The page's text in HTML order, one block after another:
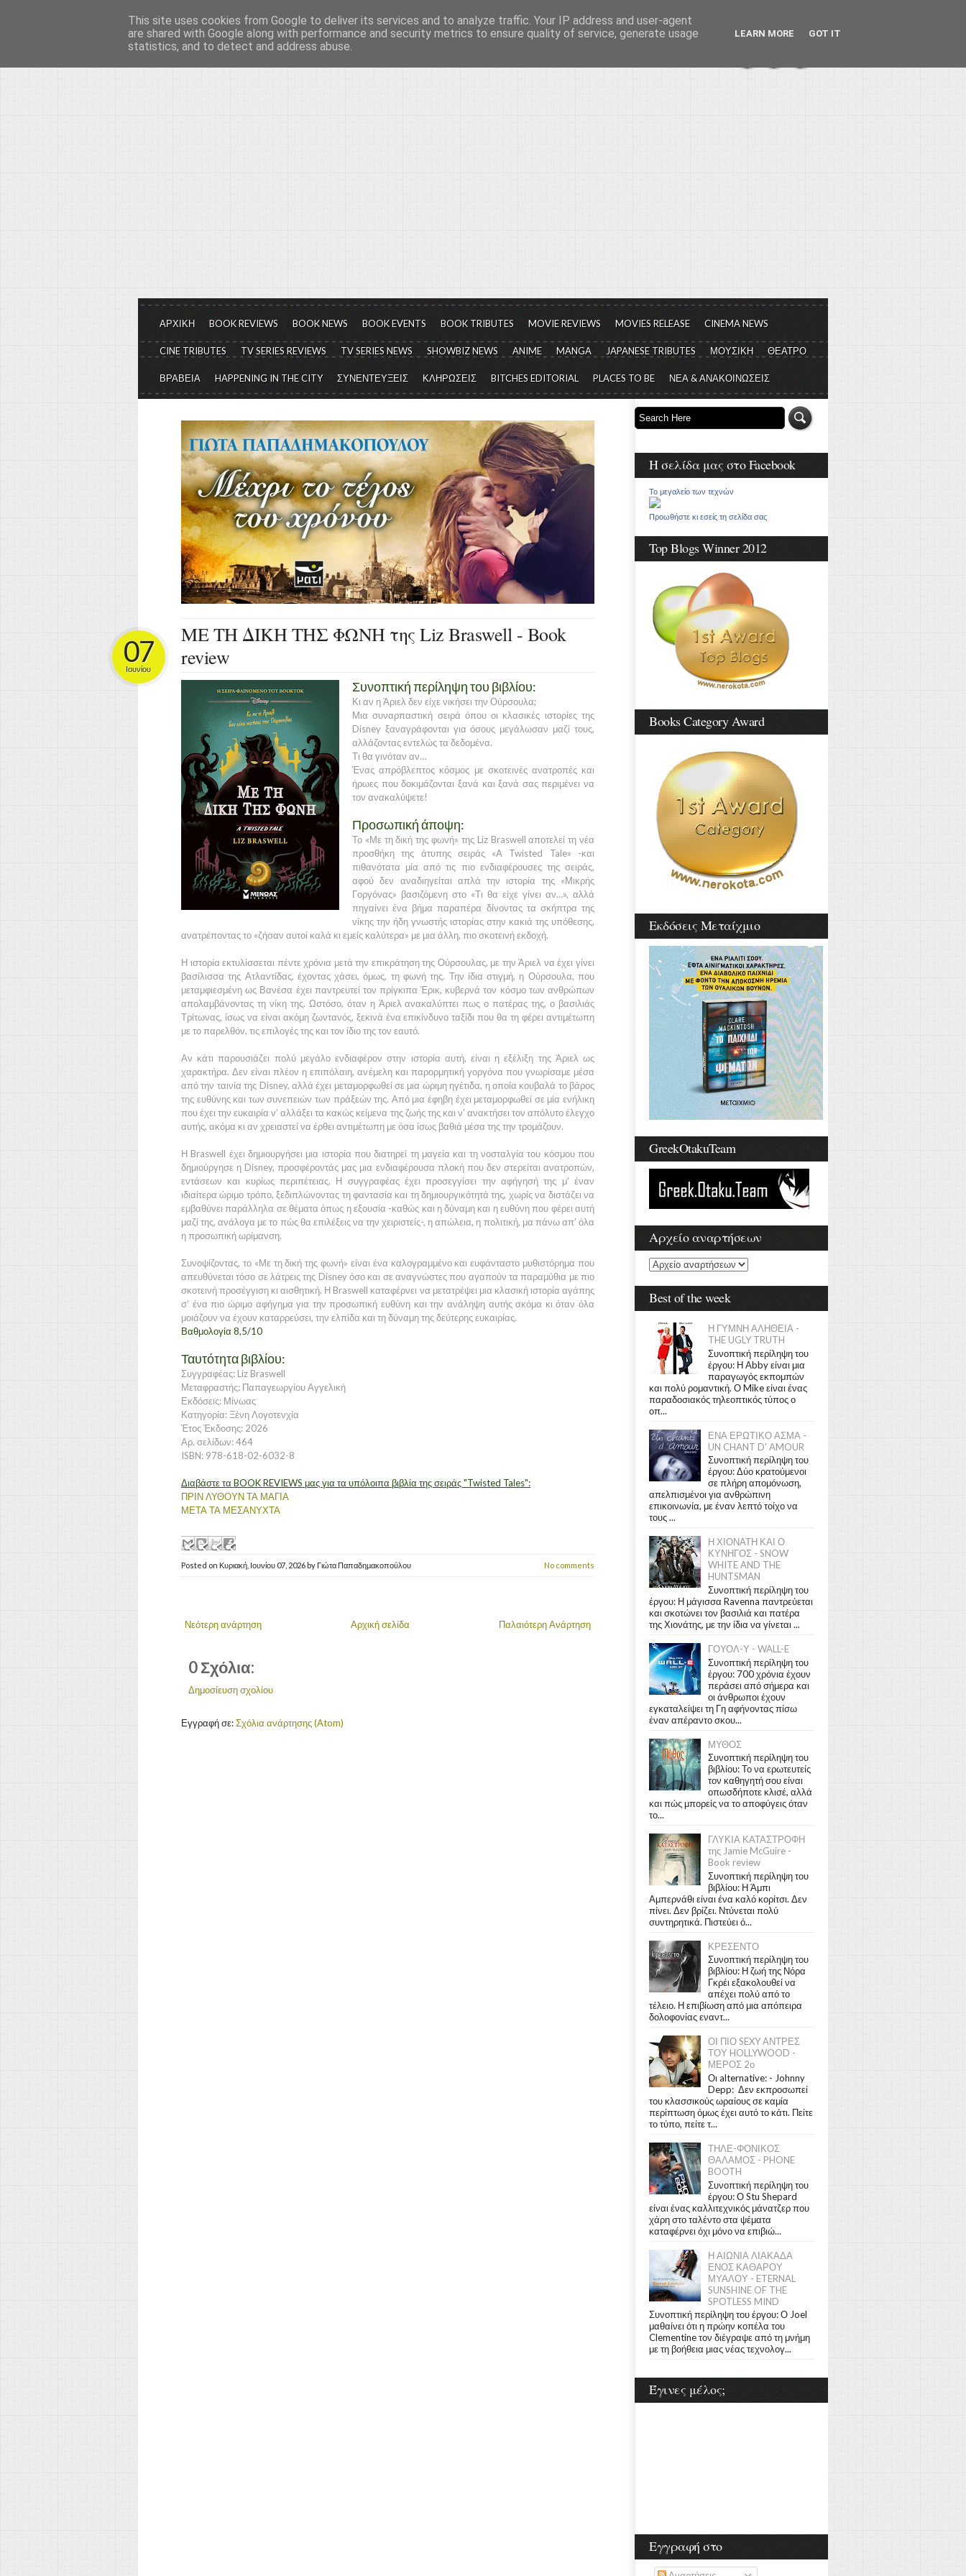
Το μεγαλείο των Τεχνών...
Είμαστε πάντα εδώ για να μιλάμε για τον πολιτισμό, σε κάθε του μορφή και έκταση...
ΑΡΧΙΚΗ BOOK REVIEWS BOOK NEWS BOOK EVENTS BOOK TRIBUTES MOVIE REVIEWS MOVIES RELEASE CINEMA NEWS
CINE TRIBUTES TV SERIES REVIEWS TV SERIES NEWS SHOWBIZ NEWS ANIME MANGA JAPANESE TRIBUTES ΜΟΥΣΙΚΗ ΘΕΑΤΡΟ
ΒΡΑΒΕΙΑ HAPPENING IN THE CITY ΣΥΝΕΝΤΕΥΞΕΙΣ ΚΛΗΡΩΣΕΙΣ BITCHES EDITORIAL PLACES TO BE ΝΕΑ & ΑΝΑΚΟΙΝΩΣΕΙΣ
ΜΕ ΤΗ ΔΙΚΗ ΤΗΣ ΦΩΝΗ της Liz Braswell - Book
review
07
Ιουνίου
Συνοπτική περίληψη του βιβλίου:
Κι αν η Άριελ δεν είχε νικήσει την Ούρσουλα;
Μια συναρπαστική σειρά όπου οι κλασικές ιστορίες της
Disney ξαναγράφονται για όσους μεγάλωσαν μαζί τους,
αλλάζοντας εντελώς τα δεδομένα.
Τι θα γινόταν αν…
Ένας απρόβλεπτος κόσμος με σκοτεινές ανατροπές και
ήρωες που δοκιμάζονται ξανά και ξανά σας περιμένει να
τον ανακαλύψετε!
Προσωπική άποψη:
Το «Με τη δική της φωνή» της Liz Braswell αποτελεί τη νέα
προσθήκη της άτυπης σειράς «A Twisted Tale» -και
πιθανότατα μία από τις πιο ενδιαφέρουσες της σειράς,
αφού δεν αναδιηγείται απλά την ιστορία της «Μικρής
Γοργόνας» βασιζόμενη στο «Τι θα είχε γίνει αν…», αλλά
πηγαίνει ένα βήμα παραπέρα δίνοντας τα σκήπτρα της
νίκης την ήδη γνωστής ιστορίας στην κακιά της υπόθεσης,
ανατρέποντας το «ζήσαν αυτοί καλά κι εμείς καλύτερα» με μια άλλη, πιο σκοτεινή εκδοχή.
Η ιστορία εκτυλίσσεται πέντε χρόνια μετά την επικράτηση της Ούρσουλας, με την Άριελ να έχει γίνει
βασίλισσα της Ατλαντίδας, έχοντας χάσει, όμως, τη φωνή της. Την ίδια στιγμή, η Ούρσουλα, που
μεταμφιεσμένη ως Βανέσα έχει παντρευτεί τον πρίγκιπα Έρικ, κυβερνά τον κόσμο των ανθρώπων
απολαμβάνοντας τη νίκη της. Ωστόσο, όταν η Άριελ ανακαλύπτει πως ο πατέρας της, ο βασιλιάς
Τρίτωνας, ίσως να είναι ακόμη ζωντανός, ξεκινά ένα επικίνδυνο ταξίδι που θα τη φέρει αντιμέτωπη
με το παρελθόν, τις επιλογές της και τον ίδιο της τον εαυτό.
Αν κάτι παρουσιάζει πολύ μεγάλο ενδιαφέρον στην ιστορία αυτή, είναι η εξέλιξη της Άριελ ως
χαρακτήρα. Δεν είναι πλέον η επιπόλαιη, ανέμελη και παρορμητική γοργόνα που γνωρίσαμε μέσα
από την ταινία της Disney, αλλά έχει μεταμορφωθεί σε μια ώριμη ηγέτιδα, η οποία κουβαλά το βάρος
της ευθύνης και των συνεπειών των πράξεών της. Από μια έφηβη έχει μεταμορφωθεί σε μία ενήλικη
που έχει την ευκαιρία ν’ αλλάξει τα κακώς κείμενα της ζωής της και ν’ ανακτήσει τον απόλυτο έλεγχο
αυτής, ακόμα κι αν χρειαστεί να έρθει αντιμέτωπη με όσα ίσως βαθιά μέσα της την τρομάζουν.
Η Braswell έχει δημιουργήσει μια ιστορία που διατηρεί τη μαγεία και τη νοσταλγία του κόσμου που
δημιούργησε η Disney, προσφέροντάς μας μια ενδιαφέρουσα πλοκή που δεν στερείται ανατροπών,
εντάσεων και κυρίως περιπέτειας. Η συγγραφέας έχει προσεγγίσει την αφήγησή της μ’ έναν
ιδιαίτερα ώριμο τρόπο, ξεδιπλώνοντας τη φαντασία και τη δημιουργικότητά της, χωρίς να διστάζει να
εμβαθύνει παράλληλα σε θέματα όπως η εξουσία -καθώς και η δύναμη και η ευθύνη που φέρει αυτή
μαζί της, ανάλογα με το πώς θα επιλέξεις να την χειριστείς-, η απώλεια, η πολιτική, μα πάνω απ’ όλα
η προσωπική ωρίμανση.
Συνοψίζοντας, το «Με τη δική της φωνή» είναι ένα καλογραμμένο και ευφάνταστο μυθιστόρημα που
απευθύνεται τόσο σε λάτρεις της Disney όσο και σε αναγνώστες που αγαπούν τα παραμύθια με πιο
σκοτεινή προσέγγιση κι αισθητική. Η Braswell καταφέρνει να μετατρέψει μια κλασική ιστορία αγάπης
σ’ ένα πιο ώριμο αφήγημα για την προσωπική ευθύνη και την ανάληψη αυτής ακόμα κι όταν όλα
μοιάζουν να έχουν καταρρεύσει, την ελπίδα και τη δύναμη της δεύτερης ευκαιρίας.
Βαθμολογία 8,5/10
Ταυτότητα βιβλίου:
Συγγραφέας: Liz Braswell
Μεταφραστής: Παπαγεωργίου Αγγελική
Εκδόσεις: Μίνωας
Κατηγορία: Ξένη Λογοτενχία
Έτος Έκδοσης: 2026
Αρ. σελίδων: 464
ISBN: 978-618-02-6032-8
Διαβάστε τα BOOK REVIEWS μας για τα υπόλοιπα βιβλία της σειράς "Twisted Tales":
ΠΡΙΝ ΛΥΘΟΥΝ ΤΑ ΜΑΓΙΑ
ΜΕΤΑ ΤΑ ΜΕΣΑΝΥΧΤΑ
Posted on Κυριακή, Ιουνίου 07, 2026 by Γιώτα Παπαδημακοπούλου No comments
Νεότερη ανάρτηση Παλαιότερη Ανάρτηση
Αρχική σελίδα
0 Σχόλια:
Δημοσίευση σχολίου
Εγγραφή σε:Σχόλια ανάρτησης (Atom)
Η σελίδα μας στο Facebook
Το μεγαλείο των τεχνών
Προωθήστε κι εσείς τη σελίδα σας
Top Blogs Winner 2012
Books Category Award
Εκδόσεις Μεταίχμιο
GreekOtakuTeam
Αρχείο αναρτήσεων
Best of the week
Η ΓΥΜΝΗ ΑΛΗΘΕΙΑ -
THE UGLY TRUTH
Συνοπτική περίληψη του
έργου: Η Abby είναι μια
παραγωγός εκπομπών
και πολύ ρομαντική. Ο Mike είναι ένας
παραδοσιακός τηλεοπτικός τύπος ο
οπ...
ΕΝΑ ΕΡΩΤΙΚΟ ΑΣΜΑ -
UN CHANT D' AMOUR
Συνοπτική περίληψη του
έργου: Δύο κρατούμενοι
σε πλήρη απομόνωση,
απελπισμένοι για ανθρώπινη
επικοινωνία, με έναν λεπτό τοίχο να
τους ...
Η ΧΙΟΝΑΤΗ ΚΑΙ Ο
ΚΥΝΗΓΟΣ - SNOW
WHITE AND THE
HUNTSMAN
Συνοπτική περίληψη του
έργου: Η μάγισσα Ravenna παντρεύεται
και σκοτώνει τον βασιλιά και πατέρα
της Χιονάτης, με την ίδια να γίνεται ...
ΓΟΥΟΛ-Υ - WALL-E
Συνοπτική περίληψη του
έργου: 700 χρόνια έχουν
περάσει από σήμερα και
οι άνθρωποι έχουν
εγκαταλείψει τη Γη αφήνοντας πίσω
έναν απέραντο σκου...
ΜΥΘΟΣ
Συνοπτική περίληψη του
βιβλίου: Το να ερωτευτείς
τον καθηγητή σου είναι
οπωσδήποτε κλισέ, αλλά
και πώς μπορείς να το αποφύγεις όταν
το...
ΓΛΥΚΙΑ ΚΑΤΑΣΤΡΟΦΗ
της Jamie McGuire -
Book review
Συνοπτική περίληψη του
βιβλίου: Η Άμπι
Αμπερνάθι είναι ένα καλό κορίτσι. Δεν
πίνει. Δεν βρίζει. Ντύνεται πολύ
συντηρητικά. Πιστεύει ό...
ΚΡΕΣΕΝΤΟ
Συνοπτική περίληψη του
βιβλίου: Η ζωή της Νόρα
Γκρέι εξακολουθεί να
απέχει πολύ από το
τέλειο. Η επιβίωση από μια απόπειρα
δολοφονίας εναντ...
ΟΙ ΠΙΟ SEXY ΑΝΤΡΕΣ
ΤΟΥ HOLLYWOOD -
ΜΕΡΟΣ 2ο
Οι alternative: - Johnny
Depp: Δεν εκπροσωπεί
του κλασσικούς ωραίους σε καμία
περίπτωση όμως έχει αυτό το κάτι. Πείτε
το τύπο, πείτε τ...
ΤΗΛΕ-ΦΟΝΙΚΟΣ
ΘΑΛΑΜΟΣ - PHONE
BOOTH
Συνοπτική περίληψη του
έργου: Ο Stu Shepard
είναι ένας καλλιτεχνικός μάνατζερ που
χάρη στο ταλέντο στα ψέματα
καταφέρνει όχι μόνο να επιβιώ...
Η ΑΙΩΝΙΑ ΛΙΑΚΑΔΑ
ΕΝΟΣ ΚΑΘΑΡΟΥ
ΜΥΑΛΟΥ - ETERNAL
SUNSHINE OF THE
SPOTLESS MIND
Συνοπτική περίληψη του έργου: Ο Joel
μαθαίνει ότι η πρώην κοπέλα του
Clementine τον διέγραψε από τη μνήμη
με τη βοήθεια μιας νέας τεχνολογ...
Έγινες μέλος;
Εγγραφή στο
This site uses cookies from Google to deliver its services and to analyze traffic. Your IP address and user-agent
are shared with Google along with performance and security metrics to ensure quality of service, generate usage
statistics, and to detect and address abuse.
LEARN MORE GOT IT